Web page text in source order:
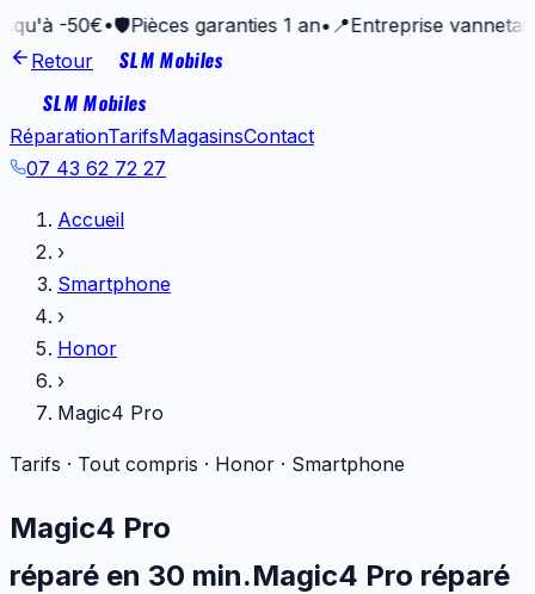
•🛡️ Pièces garanties 1 an•📍 Entreprise vannetaise
Retour
SLM Mobiles
SLM Mobiles
RéparationTarifsMagasinsContact
07 43 62 72 27
Accueil
›
Smartphone
›
Honor
›
Magic4 Pro
Tarifs · Tout compris · Honor · Smartphone
Magic4 Pro
réparé en 30 min.Magic4 Pro réparé